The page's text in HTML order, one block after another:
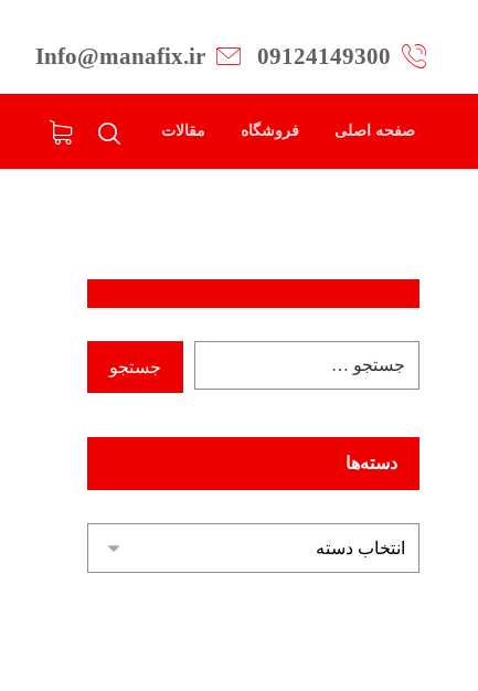
Info@manafix.ir 09124149300
صفحه اصلی فروشگاه مقالات
دسته‌ها